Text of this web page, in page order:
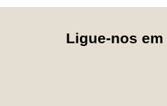
Ligue-nos em